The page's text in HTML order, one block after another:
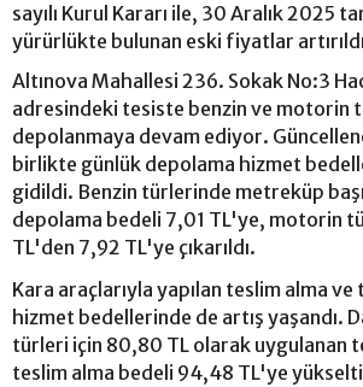
sayılı Kurul Kararı ile, 30 Aralık 2025
yürürlükte bulunan eski fiyatlar
Altınova Mahallesi 236. Sokak No:3
adresindeki tesiste benzin ve motorin
depolanmaya devam ediyor.
birlikte günlük depolama hizmet
gidildi. Benzin türlerinde metreküp
depolama bedeli 7,01 TL'ye, motorin
TL'den 7,92 TL'ye çıkarıldı.
Kara araçlarıyla yapılan teslim alma
hizmet bedellerinde de artış yaşandı.
türleri için 80,80 TL olarak uygulanan
teslim alma bedeli 94,48 TL'ye